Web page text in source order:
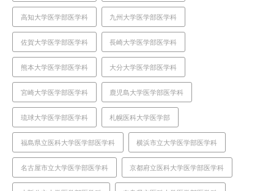
高知大学医学部医学科 九州大学医学部医学科
佐賀大学医学部医学科 長崎大学医学部医学科
熊本大学医学部医学科 大分大学医学部医学科
宮崎大学医学部医学科 鹿児島大学医学部医学科
琉球大学医学部医学科 札幌医科大学医学部
福島県立医科大学医学部医学科 横浜市立大学医学部医学科
名古屋市立大学医学部医学科 京都府立医科大学医学部医学科